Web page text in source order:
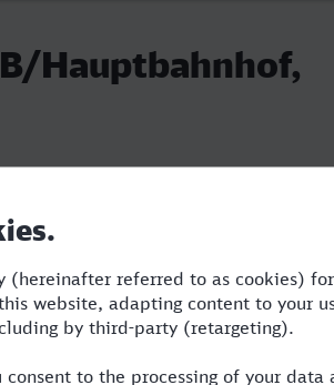
Hauptbahnhof,
Dauer Umstiege